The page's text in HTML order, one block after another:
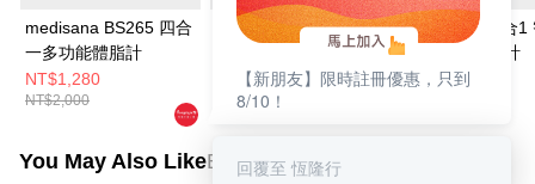
medisana BS265 四合
一多功能體脂計
NT$1,280
NT$2,000
medisana 多功能體脂
計 BS380 connect
NT$2,380
NT$2,580
medisana 56合1
八點傳感體脂計
NT$4,280
You May Also LikeBest Sellers
【新朋友】限時註冊優惠，只到
8/10！
回覆至 恆隆行